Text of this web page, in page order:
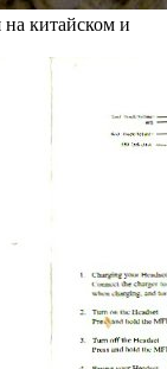
на китайском и